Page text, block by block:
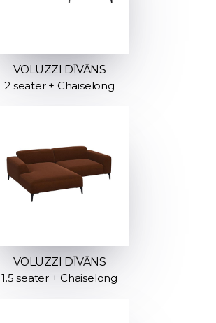
VOLUZZI DĪVĀNS
2 seater + Chaiselong
VOLUZZI DĪVĀNS
1.5 seater + Chaiselong